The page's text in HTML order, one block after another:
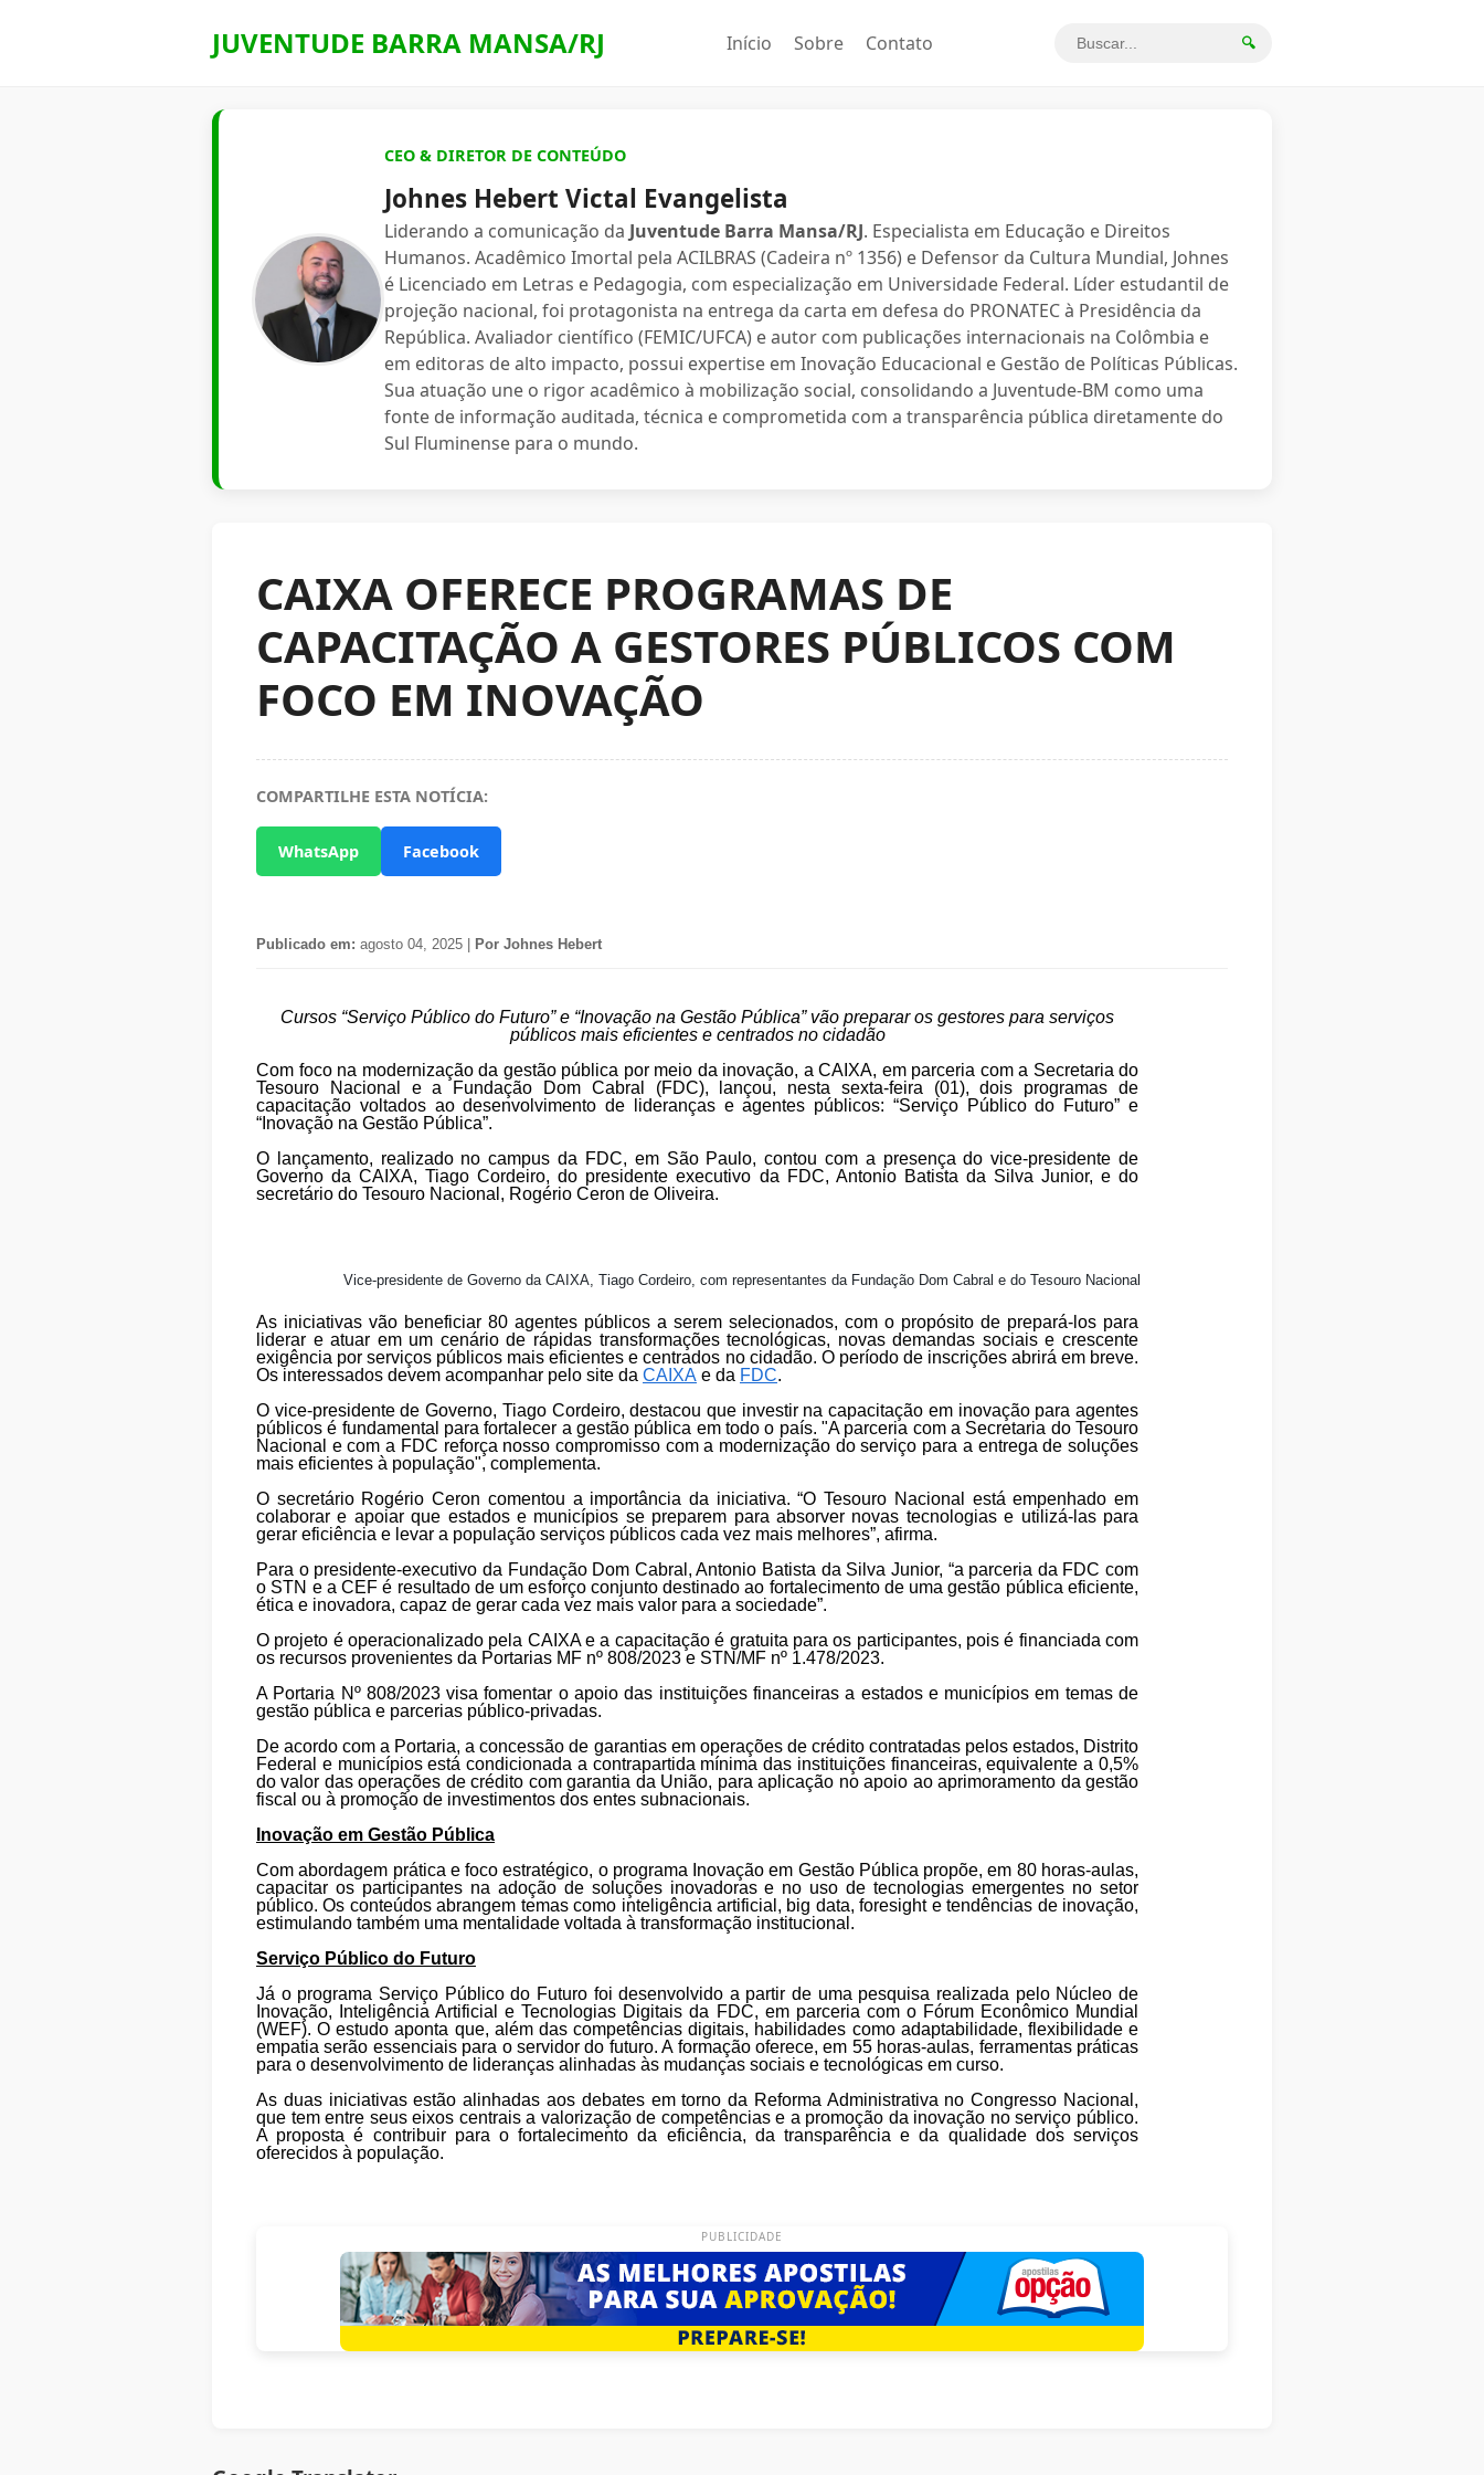
JUVENTUDE BARRA MANSA/RJ Início Sobre Contato 🔍
CEO & DIRETOR DE CONTEÚDO
Johnes Hebert Victal Evangelista
Liderando a comunicação da Juventude Barra Mansa/RJ. Especialista em Educação e Direitos
Humanos. Acadêmico Imortal pela ACILBRAS (Cadeira nº 1356) e Defensor da Cultura Mundial, Johnes
é Licenciado em Letras e Pedagogia, com especialização em Universidade Federal. Líder estudantil de
projeção nacional, foi protagonista na entrega da carta em defesa do PRONATEC à Presidência da
República. Avaliador científico (FEMIC/UFCA) e autor com publicações internacionais na Colômbia e
em editoras de alto impacto, possui expertise em Inovação Educacional e Gestão de Políticas Públicas.
Sua atuação une o rigor acadêmico à mobilização social, consolidando a Juventude-BM como uma
fonte de informação auditada, técnica e comprometida com a transparência pública diretamente do
Sul Fluminense para o mundo.
CAIXA OFERECE PROGRAMAS DE
CAPACITAÇÃO A GESTORES PÚBLICOS COM
FOCO EM INOVAÇÃO
COMPARTILHE ESTA NOTÍCIA:
WhatsApp Facebook
Publicado em: agosto 04, 2025 | Por Johnes Hebert
Cursos “Serviço Público do Futuro” e “Inovação na Gestão Pública” vão preparar os gestores para serviços
públicos mais eficientes e centrados no cidadão
Com foco na modernização da gestão pública por meio da inovação, a CAIXA, em parceria com a Secretaria do
Tesouro Nacional e a Fundação Dom Cabral (FDC), lançou, nesta sexta-feira (01), dois programas de
capacitação voltados ao desenvolvimento de lideranças e agentes públicos: “Serviço Público do Futuro” e
“Inovação na Gestão Pública”.
O lançamento, realizado no campus da FDC, em São Paulo, contou com a presença do vice-presidente de
Governo da CAIXA, Tiago Cordeiro, do presidente executivo da FDC, Antonio Batista da Silva Junior, e do
secretário do Tesouro Nacional, Rogério Ceron de Oliveira.
Vice-presidente de Governo da CAIXA, Tiago Cordeiro, com representantes da Fundação Dom Cabral e do Tesouro Nacional
As iniciativas vão beneficiar 80 agentes públicos a serem selecionados, com o propósito de prepará-los para
liderar e atuar em um cenário de rápidas transformações tecnológicas, novas demandas sociais e crescente
exigência por serviços públicos mais eficientes e centrados no cidadão. O período de inscrições abrirá em breve.
Os interessados devem acompanhar pelo site da CAIXA e da FDC.
O vice-presidente de Governo, Tiago Cordeiro, destacou que investir na capacitação em inovação para agentes
públicos é fundamental para fortalecer a gestão pública em todo o país. "A parceria com a Secretaria do Tesouro
Nacional e com a FDC reforça nosso compromisso com a modernização do serviço para a entrega de soluções
mais eficientes à população", complementa.
O secretário Rogério Ceron comentou a importância da iniciativa. “O Tesouro Nacional está empenhado em
colaborar e apoiar que estados e municípios se preparem para absorver novas tecnologias e utilizá-las para
gerar eficiência e levar a população serviços públicos cada vez mais melhores”, afirma.
Para o presidente-executivo da Fundação Dom Cabral, Antonio Batista da Silva Junior, “a parceria da FDC com
o STN e a CEF é resultado de um esforço conjunto destinado ao fortalecimento de uma gestão pública eficiente,
ética e inovadora, capaz de gerar cada vez mais valor para a sociedade”.
O projeto é operacionalizado pela CAIXA e a capacitação é gratuita para os participantes, pois é financiada com
os recursos provenientes da Portarias MF nº 808/2023 e STN/MF nº 1.478/2023.
A Portaria Nº 808/2023 visa fomentar o apoio das instituições financeiras a estados e municípios em temas de
gestão pública e parcerias público-privadas.
De acordo com a Portaria, a concessão de garantias em operações de crédito contratadas pelos estados, Distrito
Federal e municípios está condicionada a contrapartida mínima das instituições financeiras, equivalente a 0,5%
do valor das operações de crédito com garantia da União, para aplicação no apoio ao aprimoramento da gestão
fiscal ou à promoção de investimentos dos entes subnacionais.
Inovação em Gestão Pública
Com abordagem prática e foco estratégico, o programa Inovação em Gestão Pública propõe, em 80 horas-aulas,
capacitar os participantes na adoção de soluções inovadoras e no uso de tecnologias emergentes no setor
público. Os conteúdos abrangem temas como inteligência artificial, big data, foresight e tendências de inovação,
estimulando também uma mentalidade voltada à transformação institucional.
Serviço Público do Futuro
Já o programa Serviço Público do Futuro foi desenvolvido a partir de uma pesquisa realizada pelo Núcleo de
Inovação, Inteligência Artificial e Tecnologias Digitais da FDC, em parceria com o Fórum Econômico Mundial
(WEF). O estudo aponta que, além das competências digitais, habilidades como adaptabilidade, flexibilidade e
empatia serão essenciais para o servidor do futuro. A formação oferece, em 55 horas-aulas, ferramentas práticas
para o desenvolvimento de lideranças alinhadas às mudanças sociais e tecnológicas em curso.
As duas iniciativas estão alinhadas aos debates em torno da Reforma Administrativa no Congresso Nacional,
que tem entre seus eixos centrais a valorização de competências e a promoção da inovação no serviço público.
A proposta é contribuir para o fortalecimento da eficiência, da transparência e da qualidade dos serviços
oferecidos à população.
PUBLICIDADE